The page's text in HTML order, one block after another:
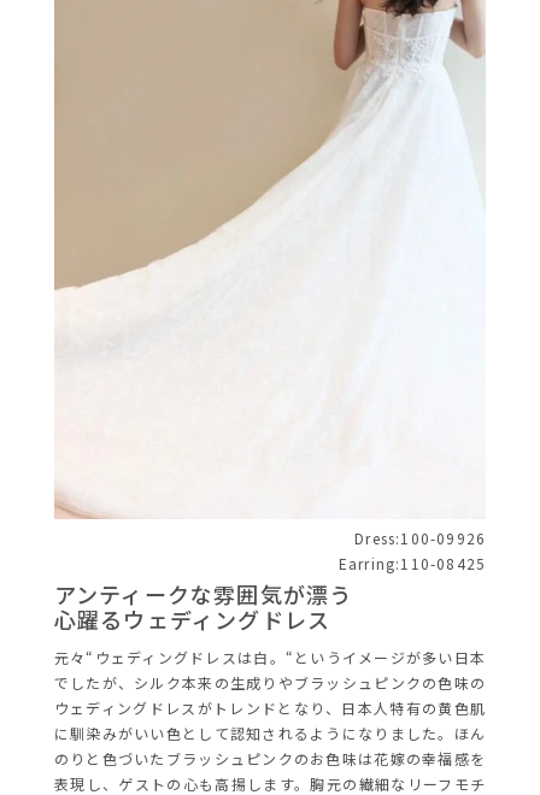
Dress:100-09926
Earring:110-08425
アンティークな雰囲気が漂う
心躍るウェディングドレス
元々“ウェディングドレスは白。“というイメージが多い日本
でしたが、シルク本来の生成りやブラッシュピンクの色味の
ウェディングドレスがトレンドとなり、日本人特有の黄色肌
に馴染みがいい色として認知されるようになりました。ほん
のりと色づいたブラッシュピンクのお色味は花嫁の幸福感を
表現し、ゲストの心も高揚します。胸元の繊細なリーフモチ